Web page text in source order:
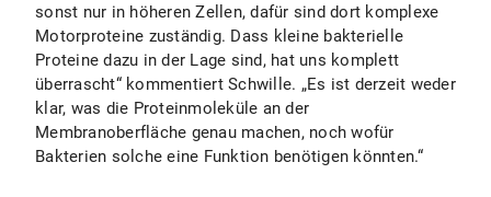
sonst nur in höheren Zellen, dafür sind dort komplexe
Motorproteine zuständig. Dass kleine bakterielle
Proteine dazu in der Lage sind, hat uns komplett
überrascht“ kommentiert Schwille. „Es ist derzeit weder
klar, was die Proteinmoleküle an der
Membranoberfläche genau machen, noch wofür
Bakterien solche eine Funktion benötigen könnten.“